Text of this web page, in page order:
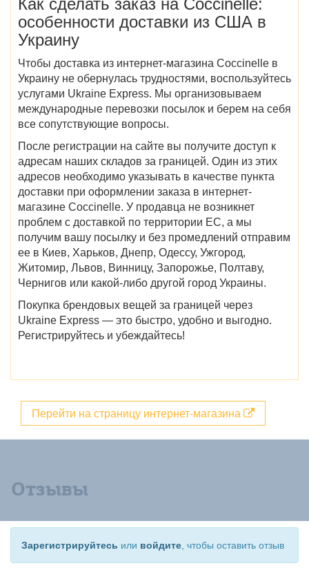
Как сделать заказ на Coccinelle:
особенности доставки из США в
Украину
Чтобы доставка из интернет-магазина Coccinelle в
Украину не обернулась трудностями, воспользуйтесь
услугами Ukraine Express. Мы организовываем
международные перевозки посылок и берем на себя
все сопутствующие вопросы.
После регистрации на сайте вы получите доступ к
адресам наших складов за границей. Один из этих
адресов необходимо указывать в качестве пункта
доставки при оформлении заказа в интернет-
магазине Coccinelle. У продавца не возникнет
проблем с доставкой по территории ЕС, а мы
получим вашу посылку и без промедлений отправим
ее в Киев, Харьков, Днепр, Одессу, Ужгород,
Житомир, Львов, Винницу, Запорожье, Полтаву,
Чернигов или какой-либо другой город Украины.
Покупка брендовых вещей за границей через
Ukraine Express — это быстро, удобно и выгодно.
Регистрируйтесь и убеждайтесь!
Перейти на страницу интернет-магазина
Отзывы
Зарегистрируйтесь или войдите , чтобы оставить отзыв